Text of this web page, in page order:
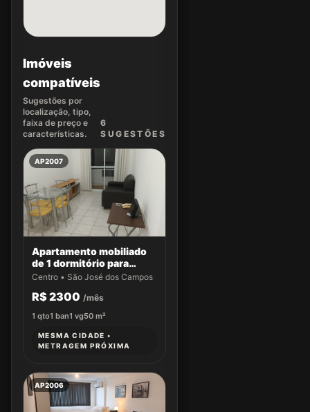
Imóveis
compatíveis
Sugestões por
localização, tipo,
faixa de preço e
características.
6
SUGEST ÕES
AP2007
Apartamento mobiliado
de 1 dormitório para
locação no Edifício San
Centro • São José dos Campos
R$ 2300 /mês
1 qto1 ban1 vg50 m²
MESMA CIDADE •
METRAGEM PRÓXIMA
AP2006